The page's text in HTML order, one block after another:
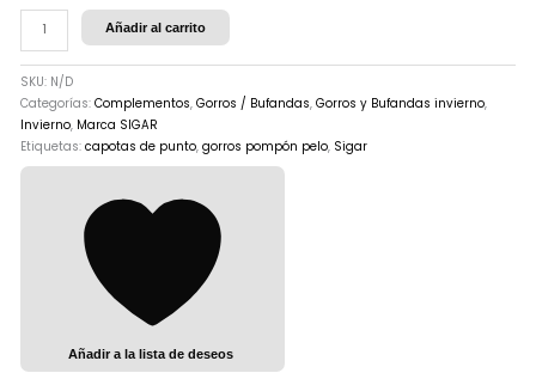
Añadir al carrito
SKU: N/D
Categorías: Complementos Gorros / Bufandas Gorros y Bufandas invierno,
Invierno, Marca SIGAR
Etiquetas: capotas de punto, gorros pompón pelo, Sigar
Añadir a la lista de deseos